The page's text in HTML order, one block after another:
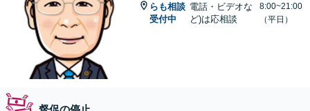
らも相談
受付中
電話・ビデオな
ど)は応相談
8:00~21:00
（平日）